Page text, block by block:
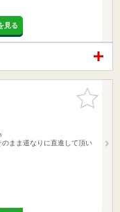
見る
お気に入
りに追加
まま道なりに直進して頂い